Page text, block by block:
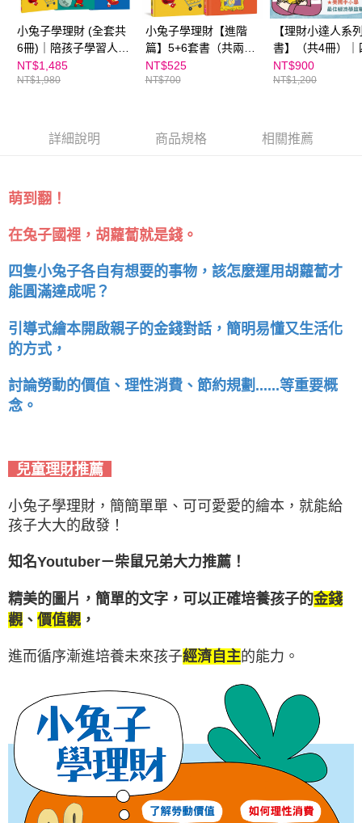
請求用戶進行身份認證。
５．嚴禁一人註冊多個帳號或使用他人資訊註冊。若發現惡意使用之情形，
恩沛科技股份有限公司將有權停止該用戶之使用額度並採取法律行動。
小兔子學理財 (全套共
6冊)｜陪孩子學習人生
財富價值
NT$1,485
NT$1,980
小兔子學理財【進階
篇】5+6套書（共兩
冊）：從小練習聰明消
費、動腦賺錢，創造物
導摺頁）
NT$525
NT$700
【理財小達人系
書】（共4冊）｜
孩子應該學的經
NT$900
NT$1,200
詳細說明 商品規格 相關推薦
萌到翻！
在兔子國裡，胡蘿蔔就是錢。
四隻小兔子各自有想要的事物，該怎麼運用胡蘿蔔才
能圓滿達成呢？
引導式繪本開啟親子的金錢對話，簡明易懂又生活化
的方式，
討論勞動的價值、理性消費、節約規劃......等重要概
念。
兒童理財推薦
小兔子學理財，簡簡單單、可可愛愛的繪本，就能給
孩子大大的啟發！
知名Youtuber－柴鼠兄弟大力推薦！
精美的圖片，簡單的文字，可以正確培養孩子的金錢
觀 、 價值觀 ，
進而循序漸進培養未來孩子經濟自主的能力。